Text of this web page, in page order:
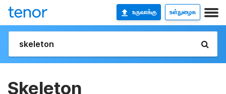
உருவாக்கு உள்நுழைக
Skeleton